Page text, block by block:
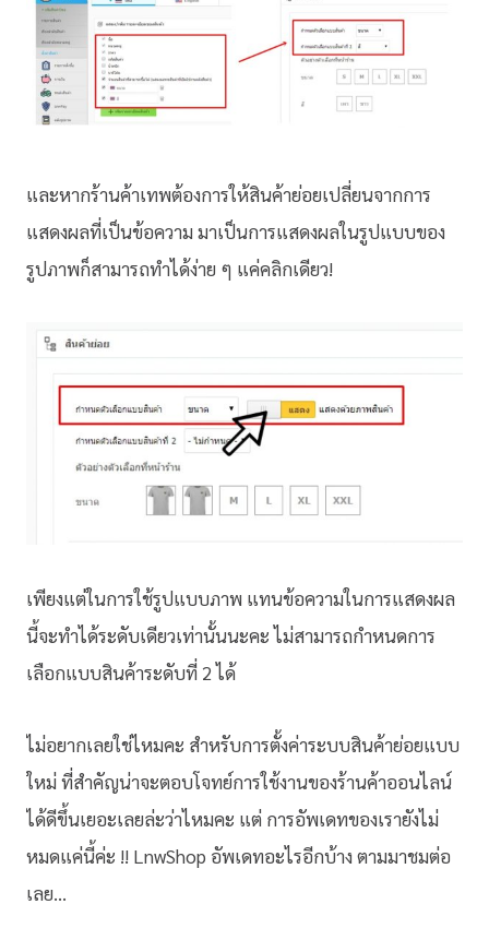
และหากร้านค้าเทพต้องการให้สินค้าย่อยเปลี่ยนจากการ
แสดงผลที่เป็นข้อความ มาเป็นการแสดงผลในรูปแบบของ
รูปภาพก็สามารถทำได้ง่าย ๆ แค่คลิกเดียว!
เพียงแต่ในการใช้รูปแบบภาพ แทนข้อความในการแสดงผล
นี้จะทำได้ระดับเดียวเท่านั้นนะคะ ไม่สามารถกำหนดการ
เลือกแบบสินค้าระดับที่ 2 ได้
ไม่อยากเลยใช่ไหมคะ สำหรับการตั้งค่าระบบสินค้าย่อยแบบ
ใหม่ ที่สำคัญน่าจะตอบโจทย์การใช้งานของร้านค้าออนไลน์
ได้ดีขึ้นเยอะเลยล่ะว่าไหมคะ แต่ การอัพเดทของเรายังไม่
หมดแค่นี้ค่ะ !! LnwShop อัพเดทอะไรอีกบ้าง ตามมาชมต่อ
เลย…